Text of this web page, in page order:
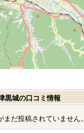
黒城の口コミ情報
まだ投稿されていません。